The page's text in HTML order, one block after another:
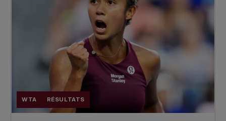
WTA RÉSULTATS